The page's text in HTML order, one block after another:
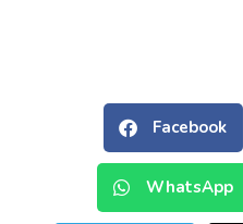
Facebook
WhatsApp